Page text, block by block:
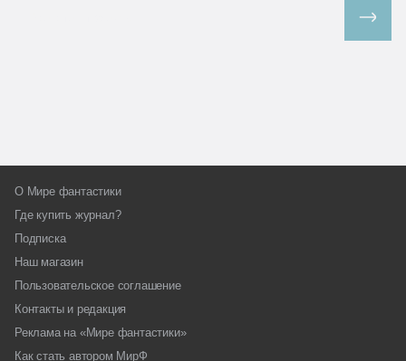
О Мире фантастики
Где купить журнал?
Подписка
Наш магазин
Пользовательское соглашение
Контакты и редакция
Реклама на «Мире фантастики»
Как стать автором МирФ